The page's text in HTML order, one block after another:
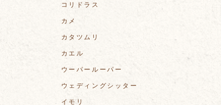
コリドラス
カメ
カタツムリ
カエル
ウーパールーパー
ウェディングシッター
イモリ